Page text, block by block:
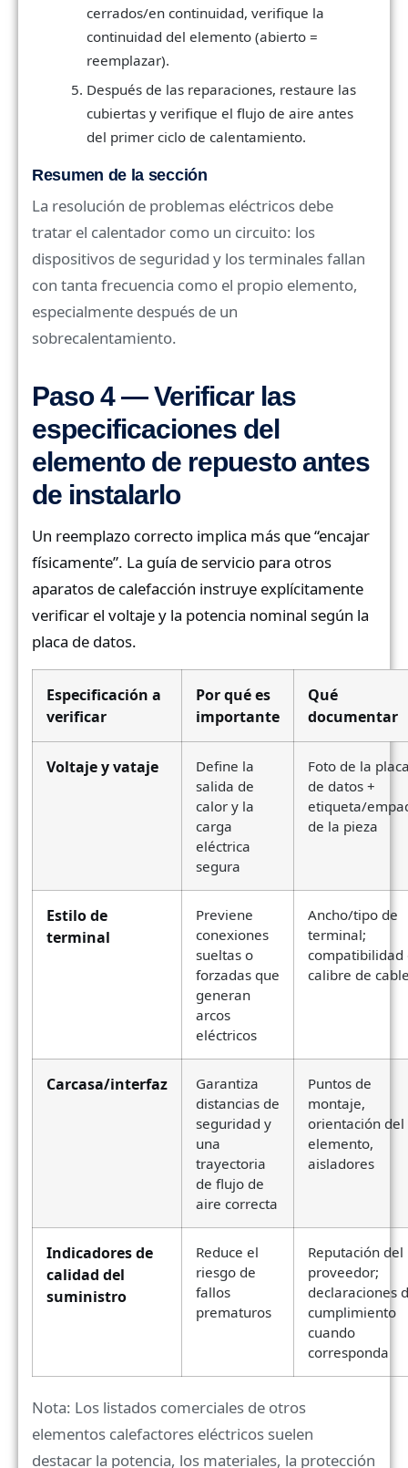
cerrados/en continuidad, verifique la
continuidad del elemento (abierto =
reemplazar).
Después de las reparaciones, restaure las
cubiertas y verifique el flujo de aire antes
del primer ciclo de calentamiento.
Resumen de la sección
La resolución de problemas eléctricos debe
tratar el calentador como un circuito: los
dispositivos de seguridad y los terminales fallan
con tanta frecuencia como el propio elemento,
especialmente después de un
sobrecalentamiento.
Paso 4 — Verificar las
especificaciones del
elemento de repuesto antes
de instalarlo
Un reemplazo correcto implica más que “encajar
físicamente”. La guía de servicio para otros
aparatos de calefacción instruye explícitamente
verificar el voltaje y la potencia nominal según la
placa de datos.
Especificación a
verificar
Por qué es
importante
Qué
documentar
Voltaje y vataje
Define la
salida de
calor y la
carga
eléctrica
segura
Foto de la
de datos +
etiqueta/
de la pieza
Estilo de
terminal
Previene
conexiones
sueltas o
forzadas que
generan
arcos
eléctricos
Ancho/tipo de
terminal;
compatibilidad
calibre de
Carcasa/interfaz
Garantiza
distancias de
seguridad y
una
trayectoria
de flujo de
aire correcta
Puntos de
montaje,
orientación del
elemento,
aisladores
Indicadores de
calidad del
suministro
Reduce el
riesgo de
fallos
prematuros
Reputación del
proveedor;
declaraciones
cumplimiento
cuando
corresponda
Nota: Los listados comerciales de otros
elementos calefactores eléctricos suelen
destacar la potencia, los materiales, la protección